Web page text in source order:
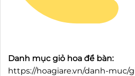
Danh mục giỏ hoa để bàn:
https://hoagiare.vn/danh-muc/